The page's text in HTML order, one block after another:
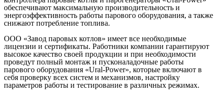
обеспечивают максимальную производительность и
энергоэффективность работы парового оборудования, а также
снижают потребление топлива.
ООО «Завод паровых котлов» имеет все необходимые
лицензии и сертификаты. Работники компании гарантируют
высокое качество своей продукции и при необходимости
проведут полный монтаж и пусконаладочные работы
парового оборудования «Ural-Power», которые включают в
себя проверку всех систем и механизмов, настройку
параметров работы и тестирование в различных режимах.